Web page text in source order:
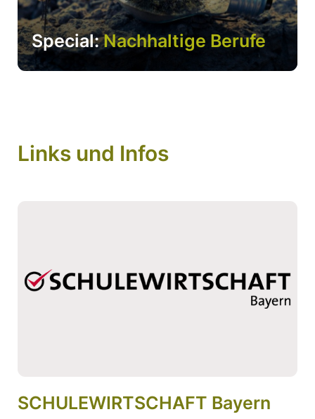
Special:Nachhaltige Berufe
Links und Infos
SCHULEWIRTSCHAFT Bayern